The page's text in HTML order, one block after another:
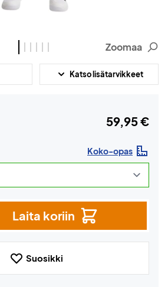
Zoomaa
Katso lisätarvikkeet
59,95 €
Koko-opas
Laita koriin
Suosikki